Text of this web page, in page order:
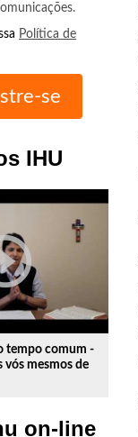
Política de
IHU
tempo comum -
vós mesmos de
on-line